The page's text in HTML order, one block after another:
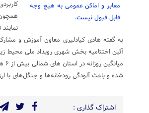
معابر و اماکن عمومی به هیچ وجه
قابل قبول نیست.
به گفته هادی کیادلیری معاون آموزش و
آئین اختتامیه بخش شهری رویداد ملی محیط
شده و باعث آلودگی رودخانه‌ها و جنگل‌های
اشتراک گذاری :